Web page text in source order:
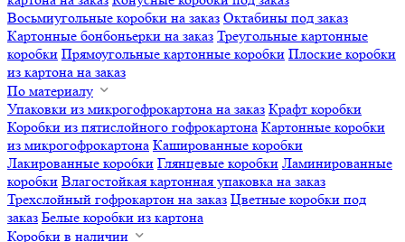
Восьмиугольные коробки на заказ Октабины под заказ
Картонные бонбоньерки на заказ Треугольные картонные
коробки Прямоугольные картонные коробки Плоские коробки
из картона на заказ
По материалу
Упаковки из микрогофрокартона на заказ Крафт коробки
Коробки из пятислойного гофрокартона Картонные коробки
из микрогофрокартона Кашированные коробки
Лакированные коробки Глянцевые коробки Ламинированные
коробки Влагостойкая картонная упаковка на заказ
Трехслойный гофрокартон на заказ Цветные коробки под
заказ Белые коробки из картона
Коробки в наличии